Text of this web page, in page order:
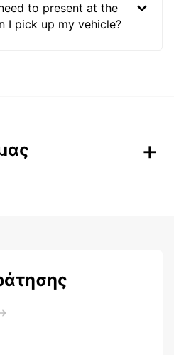
to present at the
I pick up my vehicle?